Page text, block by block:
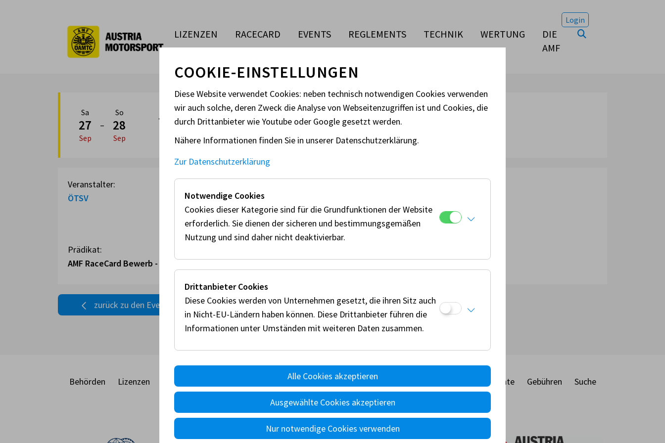
Login
LIZENZEN RACECARD EVENTS REGLEMENTS TECHNIK WERTUNG
DIE
AMF
Sa
27
Sep
–
So
28
Sep
TRIAL ÖTSV-CUP
Veranstalter:
ÖTSV
Erwin Schweinester/Erich Diestinger
Veranstaltungsort:
Österreich
Prädikat:
AMF RaceCard Bewerb - Trial
zurück zu den Events
Behörden Lizenzen Racecard Reglement Disziplinen Technik
die
Dokumente Gebühren Suche
COOKIE-EINSTELLUNGEN
Diese Website verwendet Cookies: neben technisch notwendigen Cookies verwenden
wir auch solche, deren Zweck die Analyse von Webseitenzugriffen ist und Cookies, die
durch Drittanbieter wie Youtube oder Google gesetzt werden.
Nähere Informationen finden Sie in unserer Datenschutzerklärung.
Zur Datenschutzerklärung
Notwendige Cookies
Cookies dieser Kategorie sind für die Grundfunktionen der Website
erforderlich. Sie dienen der sicheren und bestimmungsgemäßen
Nutzung und sind daher nicht deaktivierbar.
Drittanbieter Cookies
Diese Cookies werden von Unternehmen gesetzt, die ihren Sitz auch
in Nicht-EU-Ländern haben können. Diese Drittanbieter führen die
Informationen unter Umständen mit weiteren Daten zusammen.
Alle Cookies akzeptieren
Ausgewählte Cookies akzeptieren
Nur notwendige Cookies verwenden